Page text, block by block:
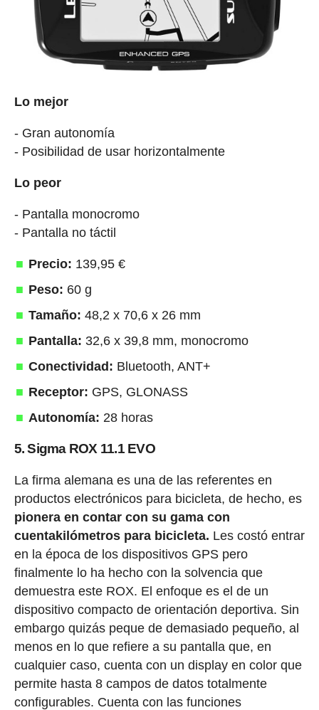
Lo mejor
- Gran autonomía
- Posibilidad de usar horizontalmente
Lo peor
- Pantalla monocromo
- Pantalla no táctil
Precio: 139,95 €
Peso: 60 g
Tamaño: 48,2 x 70,6 x 26 mm
Pantalla: 32,6 x 39,8 mm, monocromo
Conectividad: Bluetooth, ANT+
Receptor: GPS, GLONASS
Autonomía: 28 horas
5. Sigma ROX 11.1 EVO
La firma alemana es una de las referentes en
productos electrónicos para bicicleta, de hecho, es
pionera en contar con su gama con
cuentakilómetros para bicicleta. Les costó entrar
en la época de los dispositivos GPS pero
finalmente lo ha hecho con la solvencia que
demuestra este ROX. El enfoque es el de un
dispositivo compacto de orientación deportiva. Sin
embargo quizás peque de demasiado pequeño, al
menos en lo que refiere a su pantalla que, en
cualquier caso, cuenta con un display en color que
permite hasta 8 campos de datos totalmente
configurables. Cuenta con las funciones